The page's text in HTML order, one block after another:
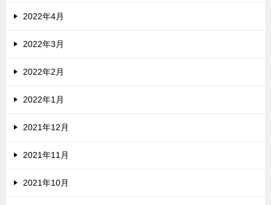
2022年4月
2022年3月
2022年2月
2022年1月
2021年12月
2021年11月
2021年10月